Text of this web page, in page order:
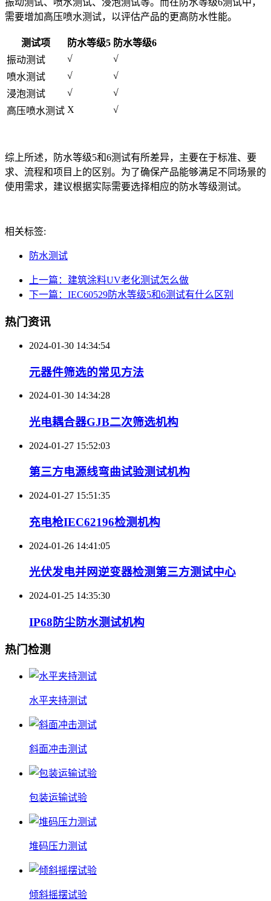
振动测试、喷水测试、浸泡测试等。而在防水等级6测试中，
需要增加高压喷水测试，以评估产品的更高防水性能。
测试项 防水等级5 防水等级6
振动测试
√
√
喷水测试
√
√
浸泡测试
√
√
高压喷水测试 X √
综上所述，防水等级5和6测试有所差异，主要在于标准、要
求、流程和项目上的区别。为了确保产品能够满足不同场景的
使用需求，建议根据实际需要选择相应的防水等级测试。
相关标签:
防水测试
上一篇：建筑涂料UV老化测试怎么做
下一篇：IEC60529防水等级5和6测试有什么区别
热门资讯
2024-01-30 14:34:54
元器件筛选的常见方法
2024-01-30 14:34:28
光电耦合器GJB二次筛选机构
2024-01-27 15:52:03
第三方电源线弯曲试验测试机构
2024-01-27 15:51:35
充电枪IEC62196检测机构
2024-01-26 14:41:05
光伏发电并网逆变器检测第三方测试中心
2024-01-25 14:35:30
IP68防尘防水测试机构
热门检测
水平夹持测试
斜面冲击测试
包装运输试验
堆码压力测试
倾斜摇摆试验